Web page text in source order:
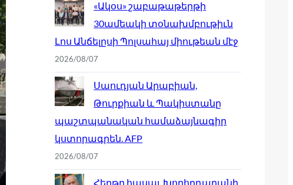
«Ակօս» շաբաթաթերթի
30ամեակի տօնախմբութիւն
Լոս Անճելըսի Պոլսահայ միութեան մէջ
2026/08/07
Սաուդյան Արաբիան,
Թուրքիան և Պակիստանը
պաշտպանական համաձայնագիր
կստորագրեն. AFP
2026/08/07
Հերթը հասաւ Խորհրդարանի